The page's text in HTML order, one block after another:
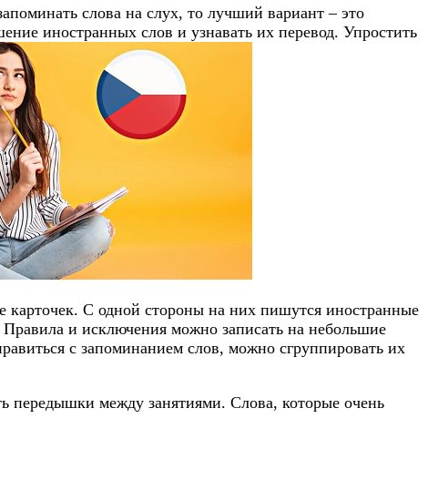
слова на слух, то лучший вариант – это
иностранных слов и узнавать их перевод. Упростить
карточек. С одной стороны на них пишутся иностранные
Правила и исключения можно записать на небольшие
с запоминанием слов, можно сгруппировать их
передышки между занятиями. Слова, которые очень